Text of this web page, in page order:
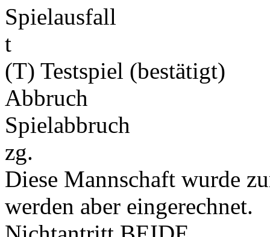
Spielausfall
t
(T) Testspiel (bestätigt)
Abbruch
Spielabbruch
zg.
Diese Mannschaft wurde
werden aber eingerechnet.